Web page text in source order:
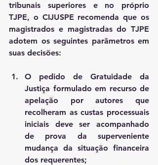
tribunais superiores e no próprio
TJPE, o CIJUSPE recomenda que os
magistrados e magistradas do TJPE
adotem os seguintes parâmetros em
suas decisões:
O pedido de Gratuidade da
Justiça formulado em recurso de
apelação por autores que
recolheram as custas processuais
iniciais deve ser acompanhado
de prova da superveniente
mudança da situação financeira
dos requerentes;